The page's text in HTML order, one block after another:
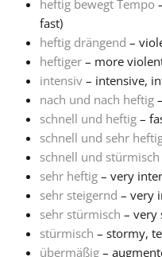
हिन्दी
Italiano
日本語
Português
heftig bewegt Tempo
fast)
heftig drängend –
heftiger – more
intensiv – intensive,
nach und nach heftig
schnell und heftig –
schnell und sehr
schnell und stürmisch
sehr heftig – very
sehr steigernd – very
sehr stürmisch – very
stürmisch – stormy,
übermäßig –